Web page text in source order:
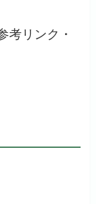
考リンク・